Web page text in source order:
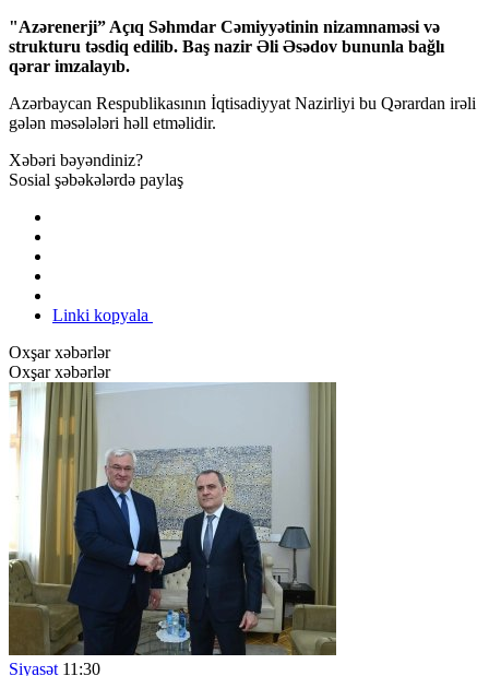
"Azərenerji” Açıq Səhmdar Cəmiyyətinin nizamnaməsi və
strukturu təsdiq edilib. Baş nazir Əli Əsədov bununla bağlı
qərar imzalayıb.
Azərbaycan Respublikasının İqtisadiyyat Nazirliyi bu Qərardan irəli
gələn məsələləri həll etməlidir.
Xəbəri bəyəndiniz?
Sosial şəbəkələrdə paylaş
Linki kopyala
Oxşar xəbərlər
Oxşar xəbərlər
Siyasət 11:30